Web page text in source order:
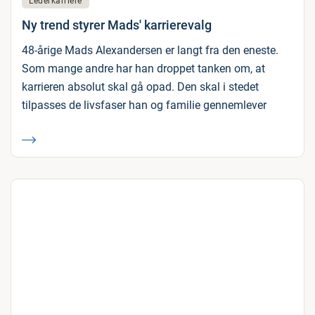
Ny trend styrer Mads' karrierevalg
48-årige Mads Alexandersen er langt fra den eneste.
Som mange andre har han droppet tanken om, at
karrieren absolut skal gå opad. Den skal i stedet
tilpasses de livsfaser han og familie gennemlever